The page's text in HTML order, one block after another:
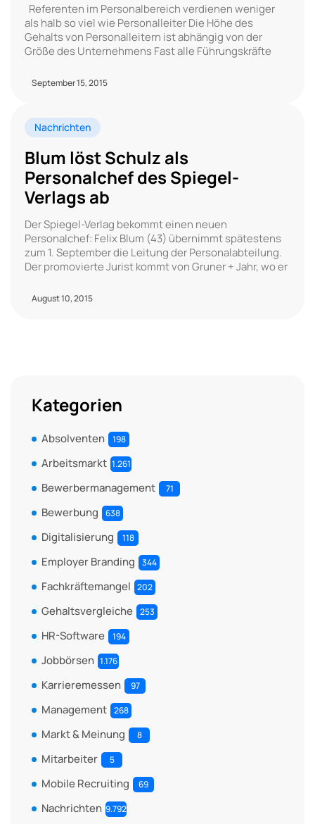
Referenten im Personalbereich verdienen weniger
als halb so viel wie Personalleiter Die Höhe des
Gehalts von Personalleitern ist abhängig von der
Größe des Unternehmens Fast alle Führungskräfte
September 15, 2015
Nachrichten
Blum löst Schulz als
Personalchef des Spiegel-
Verlags ab
Der Spiegel-Verlag bekommt einen neuen
Personalchef: Felix Blum (43) übernimmt spätestens
zum 1. September die Leitung der Personalabteilung.
Der promovierte Jurist kommt von Gruner + Jahr, wo er
August 10, 2015
Kategorien
Absolventen 198
Arbeitsmarkt 1.261
Bewerbermanagement 71
Bewerbung 638
Digitalisierung 118
Employer Branding 344
Fachkräftemangel 202
Gehaltsvergleiche 253
HR-Software 194
Jobbörsen 1.176
Karrieremessen 97
Management 268
Markt & Meinung 8
Mitarbeiter 5
Mobile Recruiting 69
Nachrichten 9.792